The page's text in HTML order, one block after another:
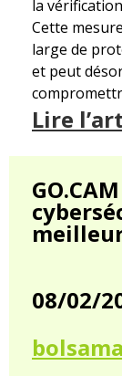
la
Cette
large de
et peut
Lire
08/02/